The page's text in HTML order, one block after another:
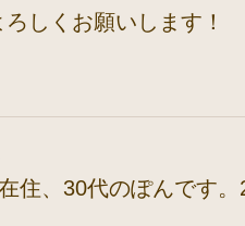
しくお願いします！
住、30代のぽんです